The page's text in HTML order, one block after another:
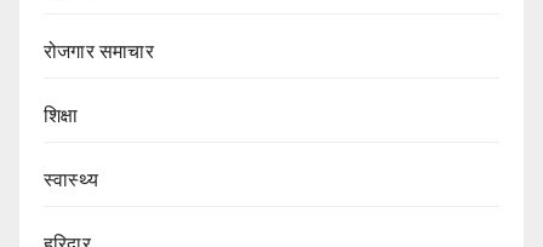
रोजगार समाचार
शिक्षा
स्वास्थ्य